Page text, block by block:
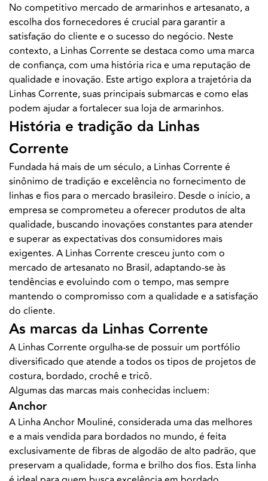
No competitivo mercado de armarinhos e artesanato, a
escolha dos fornecedores é crucial para garantir a
satisfação do cliente e o sucesso do negócio. Neste
contexto, a Linhas Corrente se destaca como uma marca
de confiança, com uma história rica e uma reputação de
qualidade e inovação. Este artigo explora a trajetória da
Linhas Corrente, suas principais submarcas e como elas
podem ajudar a fortalecer sua loja de armarinhos.
História e tradição da Linhas
Corrente
Fundada há mais de um século, a Linhas Corrente é
sinônimo de tradição e excelência no fornecimento de
linhas e fios para o mercado brasileiro. Desde o início, a
empresa se comprometeu a oferecer produtos de alta
qualidade, buscando inovações constantes para atender
e superar as expectativas dos consumidores mais
exigentes. A Linhas Corrente cresceu junto com o
mercado de artesanato no Brasil, adaptando-se às
tendências e evoluindo com o tempo, mas sempre
mantendo o compromisso com a qualidade e a satisfação
do cliente.
As marcas da Linhas Corrente
A Linhas Corrente orgulha-se de possuir um portfólio
diversificado que atende a todos os tipos de projetos de
costura, bordado, crochê e tricô.
Algumas das marcas mais conhecidas incluem:
Anchor
A Linha Anchor Mouliné, considerada uma das melhores
e a mais vendida para bordados no mundo, é feita
exclusivamente de fibras de algodão de alto padrão, que
preservam a qualidade, forma e brilho dos fios. Esta linha